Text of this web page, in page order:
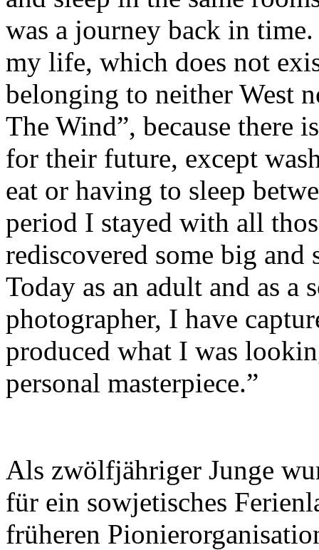
was a journey back in
my life, which does not
belonging to neither West
The Wind”, because there
for their future, except
eat or having to sleep
period I stayed with all
rediscovered some big
Today as an adult and as a
photographer, I have
produced what I was
personal masterpiece.”
Als zwölfjähriger Junge
für ein sowjetisches
früheren